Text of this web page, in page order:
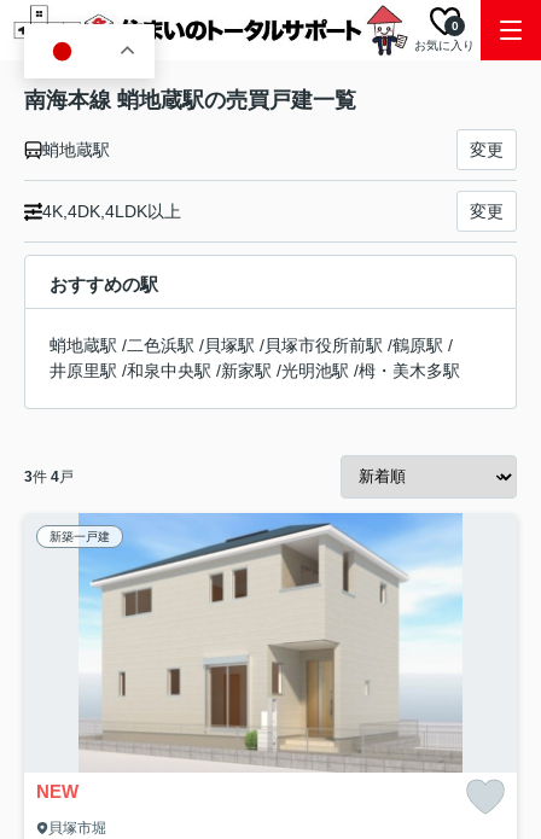
お気に入り
0
南海本線 蛸地蔵駅の売買戸建一覧
蛸地蔵駅 変更
4K,4DK,4LDK以上 変更
おすすめの駅
蛸地蔵駅 /二色浜駅 /貝塚駅 /貝塚市役所前駅 /鶴原駅 /
井原里駅 /和泉中央駅 /新家駅 /光明池駅 /栂・美木多駅
3件 4戸
新築一戸建
NEW
貝塚市堀